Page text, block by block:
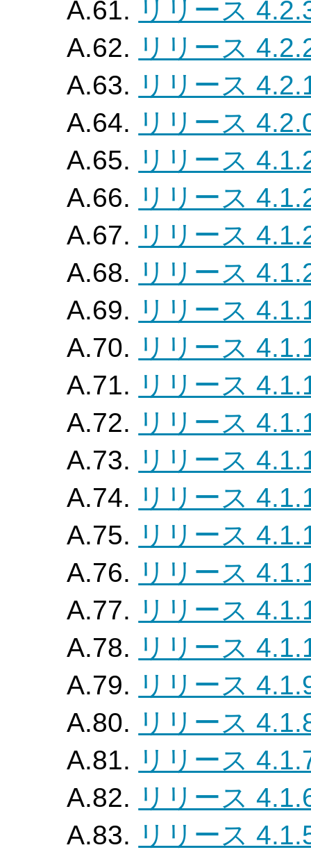
A.61. リリース
A.62. リリース
A.63. リリース
A.64. リリース
A.65. リリース
A.66. リリース
A.67. リリース
A.68. リリース
A.69. リリース
A.70. リリース
A.71. リリース
A.72. リリース
A.73. リリース
A.74. リリース
A.75. リリース
A.76. リリース
A.77. リリース
A.78. リリース
A.79. リリース
A.80. リリース
A.81. リリース
A.82. リリース
A.83. リリース